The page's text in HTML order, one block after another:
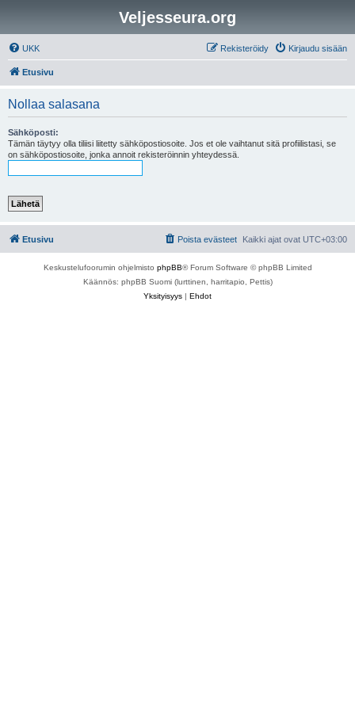
Veljesseura.org
UKK Kirjaudu sisään
Rekisteröidy
Etusivu
Nollaa salasana
Sähköposti:
Tämän täytyy olla tiliisi liitetty sähköpostiosoite. Jos et ole vaihtanut sitä profiilistasi, se
on sähköpostiosoite, jonka annoit rekisteröinnin yhteydessä.
Etusivu Kaikki ajat ovat UTC+03:00
Poista evästeet
Keskustelufoorumin ohjelmisto phpBB® Forum Software © phpBB Limited
Käännös: phpBB Suomi (lurttinen, harritapio, Pettis)
Yksityisyys | Ehdot